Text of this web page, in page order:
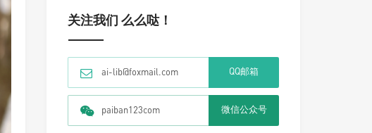
关注我们 么么哒！
ai-lib@foxmail.com QQ邮箱
paiban123com 微信公众号